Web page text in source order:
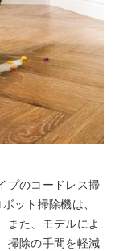
プのコードレス掃
ット掃除機は、
また、モデルによ
掃除の手間を軽減